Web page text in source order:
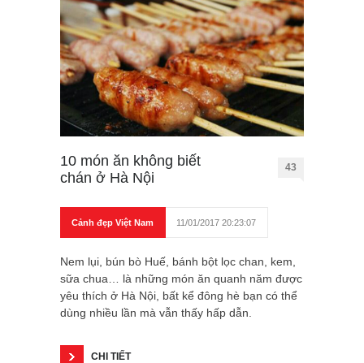
10 món ăn không biết
chán ở Hà Nội
43
Cảnh đẹp Việt Nam 11/01/2017 20:23:07
Nem lụi, bún bò Huế, bánh bột lọc chan, kem,
sữa chua… là những món ăn quanh năm được
yêu thích ở Hà Nội, bất kể đông hè bạn có thể
dùng nhiều lần mà vẫn thấy hấp dẫn.
CHI TIẾT